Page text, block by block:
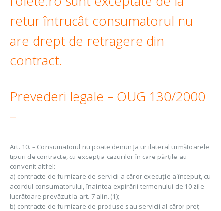
retur întrucât consumatorul nu
are drept de retragere din
contract.
Prevederi legale – OUG 130/2000
–
Art. 10. – Consumatorul nu poate denunţa unilateral următoarele
tipuri de contracte, cu excepţia cazurilor în care părţile au
convenit altfel:
a) contracte de furnizare de servicii a căror execuţie a început, cu
acordul consumatorului, înaintea expirării termenului de 10 zile
lucrătoare prevăzut la art. 7 alin. (1);
b) contracte de furnizare de produse sau servicii al căror preţ